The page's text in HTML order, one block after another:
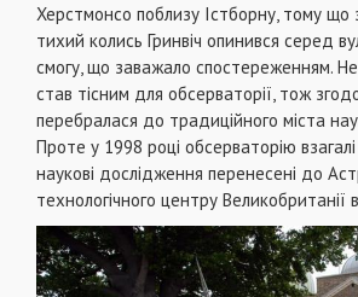
Херстмонсо поблизу Істборну, тому що
тихий колись Гринвіч опинився серед
смогу, що заважало спостереженням.
став тісним для обсерваторії, тож
перебралася до традиційного міста
Проте у 1998 році обсерваторію
наукові дослідження перенесені до
технологічного центру Великобританії